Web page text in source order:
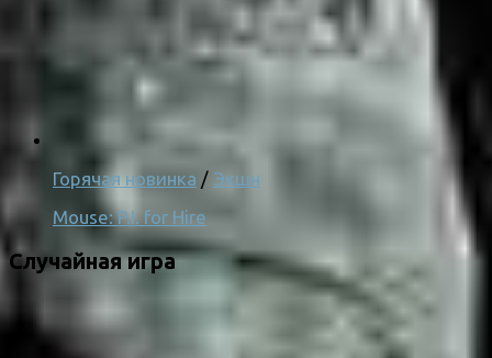
Горячая новинка / Экшн
Mouse: P.I. for Hire
Случайная игра